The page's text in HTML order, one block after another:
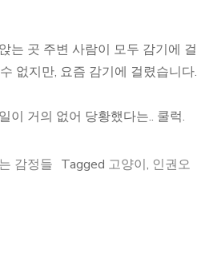
는 곳 주변 사람이 모두 감기에 걸
없지만, 요즘 감기에 걸렸습니다.
이 거의 없어 당황했다는.. 쿨럭.
감정들 Tagged 고양이, 인권오